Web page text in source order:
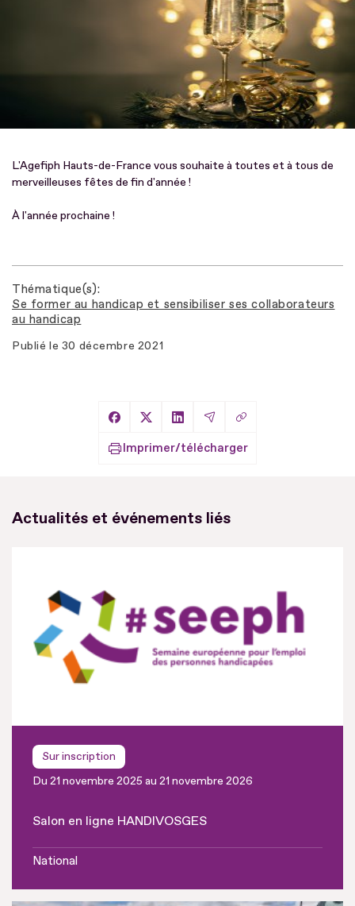
L'Agefiph Hauts-de-France vous souhaite à toutes et à tous de
merveilleuses fêtes de fin d'année !
À l'année prochaine !
Thématique(s)
Se former au handicap et sensibiliser ses collaborateurs
au handicap
Publié le 30 décembre 2021
Partager sur Facebook
Partager sur X
Partager sur LinkedIn
Partager par Email
Copier le lien
Imprimer/télécharger
Actualités et événements liés
Sur inscription
Du 21 novembre 2025 au 21 novembre 2026
Salon en ligne HANDIVOSGES
National